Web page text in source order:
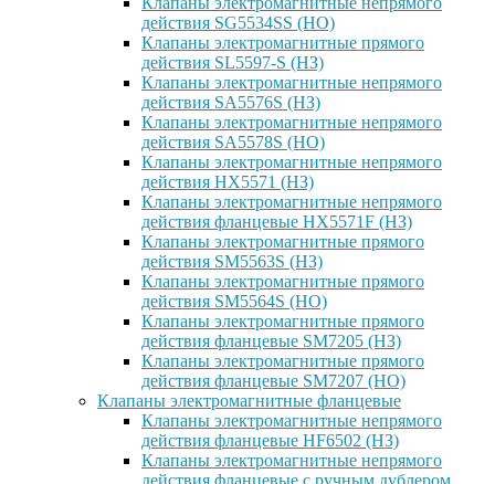
действия SG5534SS (НО)
Клапаны электромагнитные прямого
действия SL5597-S (НЗ)
Клапаны электромагнитные непрямого
действия SA5576S (НЗ)
Клапаны электромагнитные непрямого
действия SA5578S (НО)
Клапаны электромагнитные непрямого
действия HX5571 (НЗ)
Клапаны электромагнитные непрямого
действия фланцевые HX5571F (НЗ)
Клапаны электромагнитные прямого
действия SM5563S (НЗ)
Клапаны электромагнитные прямого
действия SM5564S (НО)
Клапаны электромагнитные прямого
действия фланцевые SM7205 (НЗ)
Клапаны электромагнитные прямого
действия фланцевые SM7207 (НО)
Клапаны электромагнитные фланцевые
Клапаны электромагнитные непрямого
действия фланцевые HF6502 (НЗ)
Клапаны электромагнитные непрямого
действия фланцевые с ручным дублером